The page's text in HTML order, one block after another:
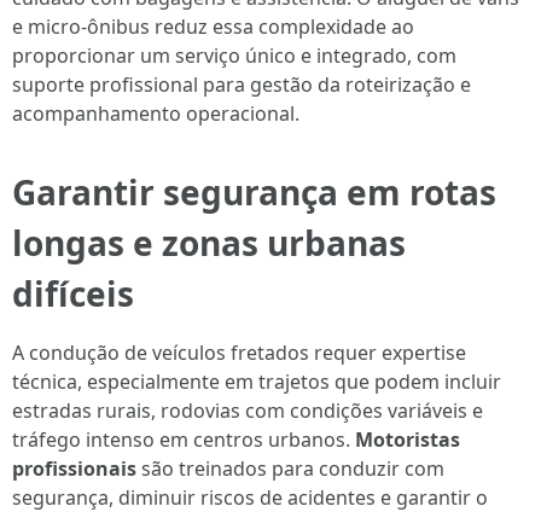
e micro-ônibus reduz essa complexidade ao
proporcionar um serviço único e integrado, com
suporte profissional para gestão da roteirização e
acompanhamento operacional.
Garantir segurança em rotas
longas e zonas urbanas
difíceis
A condução de veículos fretados requer expertise
técnica, especialmente em trajetos que podem incluir
estradas rurais, rodovias com condições variáveis e
tráfego intenso em centros urbanos. Motoristas
profissionaissão treinados para conduzir com
segurança, diminuir riscos de acidentes e garantir o